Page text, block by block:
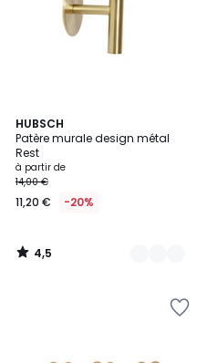
HUBSCH
Patère murale design métal
Rest
à partir de
14,00 €
11,20 € -20%
4,5
/ 5
2
Couleurs
4,5
/